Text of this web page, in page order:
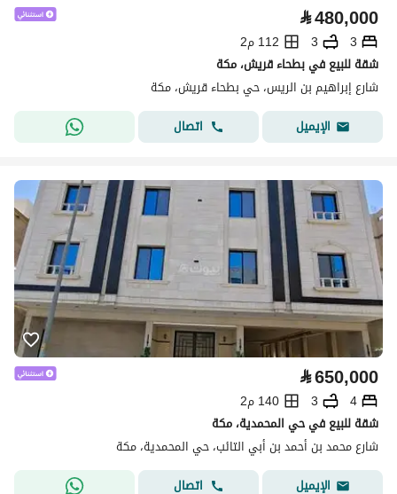
⃁480,000
3
3
112 م2
شقة للبيع في بطحاء قريش، مكة
شارع إبراهيم بن الريس، حي بطحاء قريش، مكة
الإيميل
اتصال
⃁650,000
4
3
140 م2
شقة للبيع في حي المحمدية، مكة
شارع محمد بن أحمد بن أبي التائب، حي المحمدية، مكة
الإيميل
اتصال